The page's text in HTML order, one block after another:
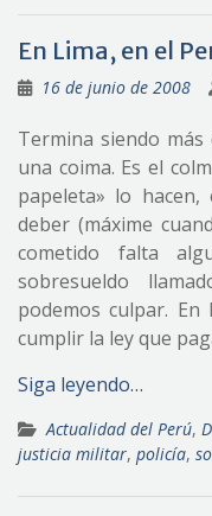
En Lima, en el
16 de junio de 2008
Termina siendo
una coima. Es el
papeleta» lo
deber (máxime
cometido falta
sobresueldo
podemos culpar. En
cumplir la ley que
Siga leyendo…
Actualidad del Perú,
justicia militar, policía,